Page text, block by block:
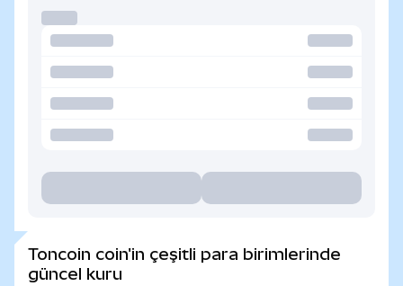
Toncoin coin'in çeşitli para birimlerinde
güncel kuru